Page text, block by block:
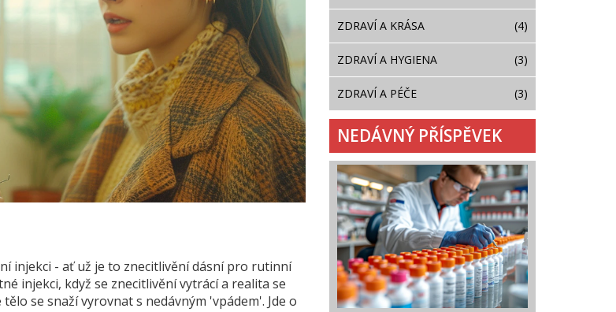
injekci - ať už je to znecitlivění dásní pro rutinní
injekci, když se znecitlivění vytrácí a realita se
se snaží vyrovnat s nedávným 'vpádem'. Jde o
ZDRAVÍ A KRÁSA (4)
ZDRAVÍ A HYGIENA (3)
ZDRAVÍ A PÉČE (3)
NEDÁVNÝ PŘÍSPĚVEK